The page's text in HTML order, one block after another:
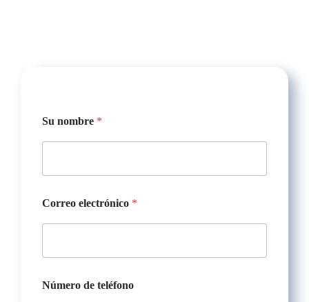
Su nombre *
Correo electrónico *
Número de teléfono